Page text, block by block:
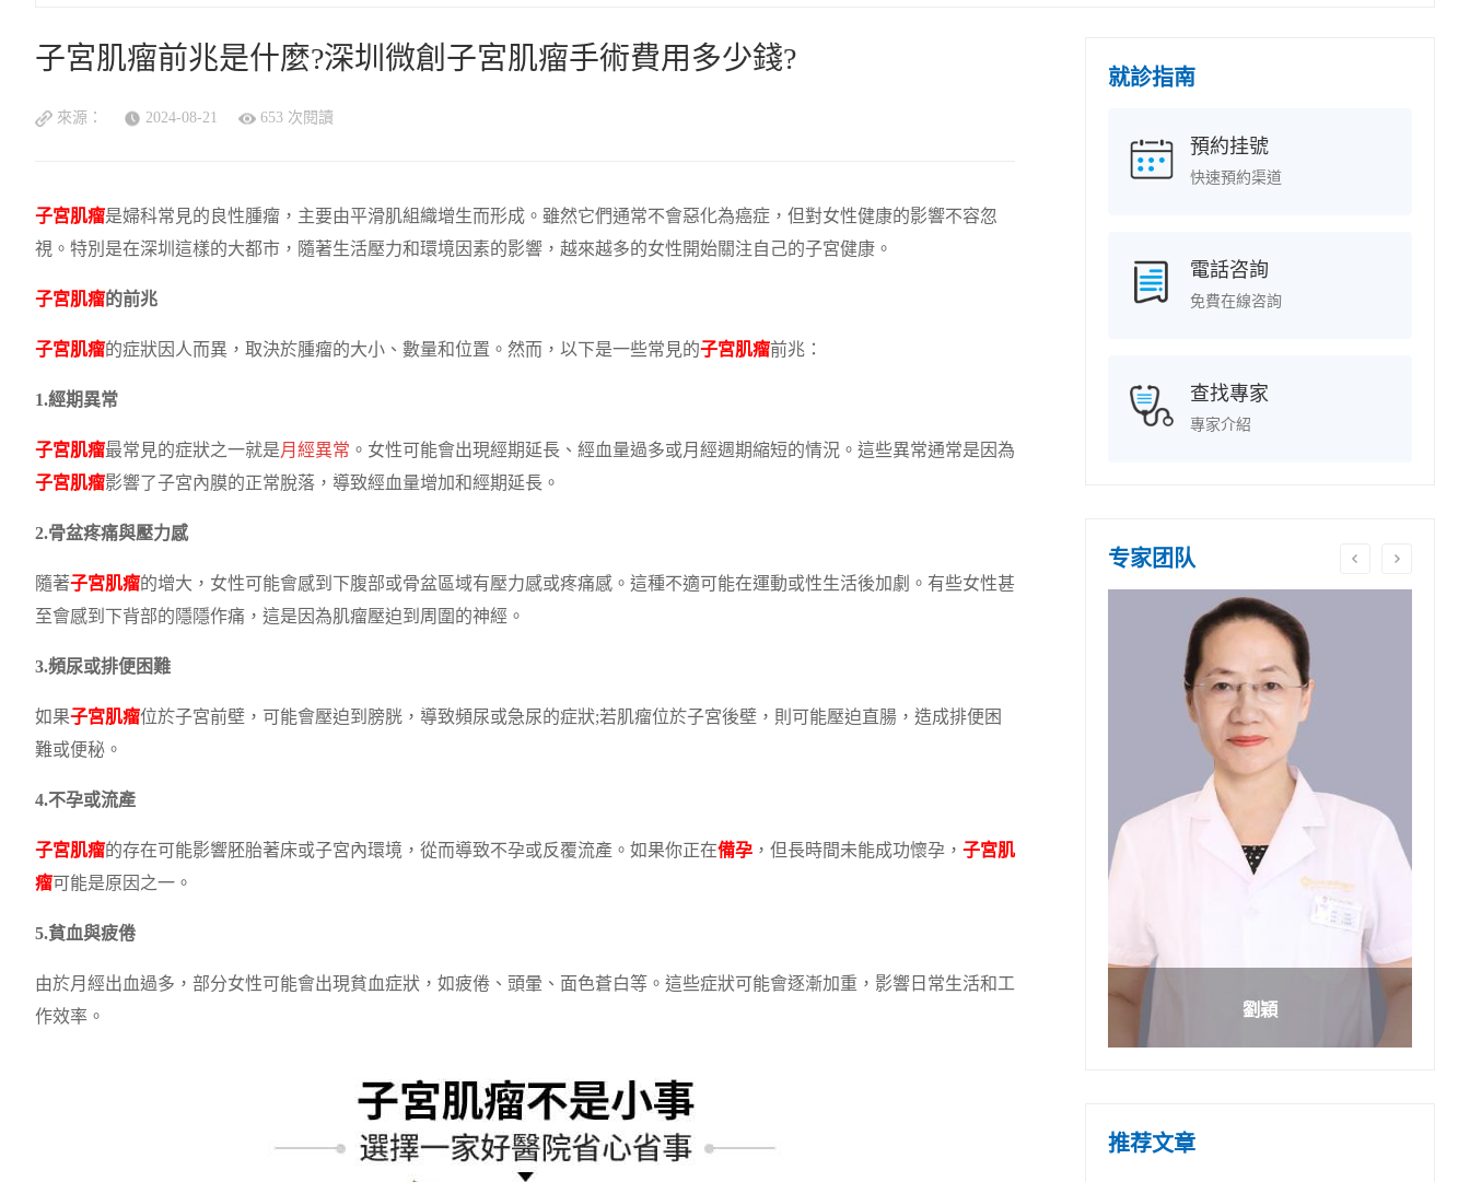
子宮肌瘤前兆是什麼?深圳微創子宮肌瘤手術費用多少錢?
來源： 2024-08-21 653 次閱讀
子宮肌瘤是婦科常見的良性腫瘤，主要由平滑肌組織增生而形成。雖然它們通常不會惡化為癌症，但對女性健康的影響不容忽
視。特別是在深圳這樣的大都市，隨著生活壓力和環境因素的影響，越來越多的女性開始關注自己的子宮健康。
子宮肌瘤的前兆
子宮肌瘤的症狀因人而異，取決於腫瘤的大小、數量和位置。然而，以下是一些常見的子宮肌瘤前兆：
1.經期異常
子宮肌瘤最常見的症狀之一就是月經異常 。女性可能會出現經期延長、經血量過多或月經週期縮短的情況。這些異常通常是因為
子宮肌瘤影響了子宮內膜的正常脫落，導致經血量增加和經期延長。
2.骨盆疼痛與壓力感
隨著子宮肌瘤的增大，女性可能會感到下腹部或骨盆區域有壓力感或疼痛感。這種不適可能在運動或性生活後加劇。有些女性甚
至會感到下背部的隱隱作痛，這是因為肌瘤壓迫到周圍的神經。
3.頻尿或排便困難
如果子宮肌瘤位於子宮前壁，可能會壓迫到膀胱，導致頻尿或急尿的症狀;若肌瘤位於子宮後壁，則可能壓迫直腸，造成排便困
難或便秘。
4.不孕或流產
子宮肌瘤的存在可能影響胚胎著床或子宮內環境，從而導致不孕或反覆流產。如果你正在備孕 ，但長時間未能成功懷孕， 子宮肌
瘤可能是原因之一。
5.貧血與疲倦
由於月經出血過多，部分女性可能會出現貧血症狀，如疲倦、頭暈、面色蒼白等。這些症狀可能會逐漸加重，影響日常生活和工
作效率。
就診指南
預約挂號
快速預約渠道
電話咨詢
免費在線咨詢
查找專家
專家介紹
专家团队
劉穎
推荐文章